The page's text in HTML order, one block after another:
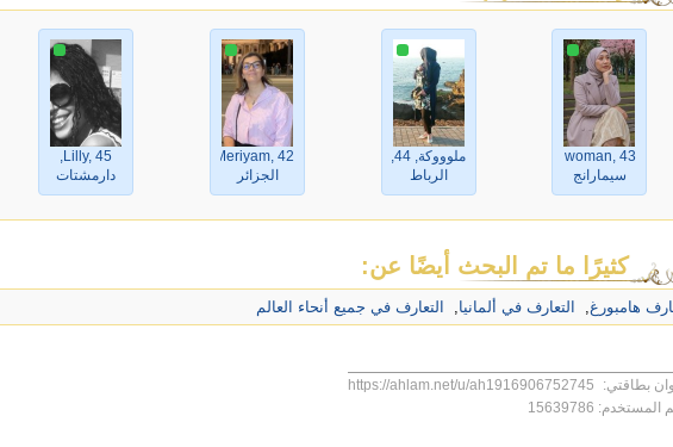
Indo woman, 43,
سيمارانج
ملوووكة, 44,
الرباط‎‎
Meriyam, 42,
الجزائر
Lilly, 45,
دارمشتات
كثيرًا ما تم البحث أيضًا عن:
هامبورغ, التعارف في ألمانيا, التعارف في جميع أنحاء العالم
بطاقتي:
https://ahlam.net/u/ah1916906752745
المستخدم: 15639786